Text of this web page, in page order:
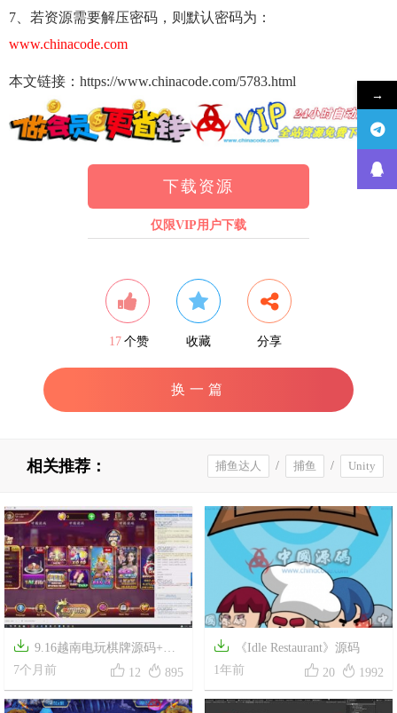
7、若资源需要解压密码，则默认密码为：
www.chinacode.com
本文链接：https://www.chinacode.com/5783.html
下载资源
仅限VIP用户下载
17 个赞 收藏 分享
换一篇
相关推荐： Unity
/
捕鱼
/
捕鱼达人
 9.16越南电玩棋牌源码+视
频教程
7个月前  12  895

《Idle Restaurant》源码
1年前
 20  1992
→